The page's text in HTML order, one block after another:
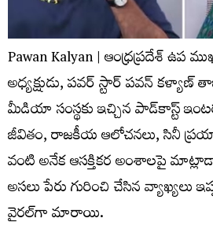
Pawan Kalyan | ఆంధ్రప్రదేశ్ ఉప
అధ్యక్షుడు, పవర్ స్టార్ పవన్
మీడియా సంస్థకు ఇచ్చిన పాడ్‌కాస్ట్
జీవితం, రాజకీయ ఆలోచనలు, సినీ
వంటి అనేక ఆసక్తికర అంశాలపై
అసలు పేరు గురించి చేసిన
వైరల్‌గా మారాయి.